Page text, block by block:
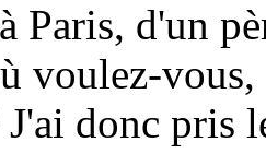
Paris, d'un
voulez-
J'ai donc pris